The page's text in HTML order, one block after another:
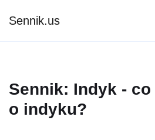
Sennik.us
Sennik: Indyk - co
o indyku?